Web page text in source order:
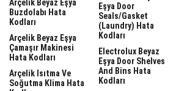
Arçelik Beyaz Eşya
Buzdolabı Hata
Kodları
Arçelik Beyaz Eşya
Çamaşır Makinesi
Hata Kodları
Arçelik Isıtma Ve
Soğutma Klima Hata
Eşya Door
Seals/gasket
(laundry) Hata
Kodları
Electrolux Beyaz
Eşya Door Shelves
And Bins Hata
Kodları